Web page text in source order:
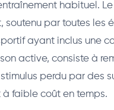
habituel.
soutenu par toutes les
ayant inclus une
active, consiste à
perdu par des
faible coût en temps.